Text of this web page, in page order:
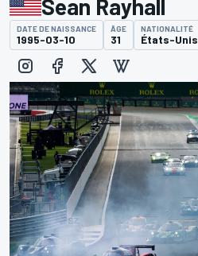
Sean Rayhall
DATE DE NAISSANCE
1995-03-10
ÂGE
31
NATIONALITÉ
États-Unis